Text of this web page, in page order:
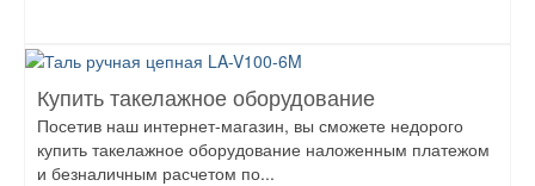
Купить такелажное оборудование
Посетив наш интернет-магазин, вы сможете недорого
купить такелажное оборудование наложенным платежом
и безналичным расчетом по...